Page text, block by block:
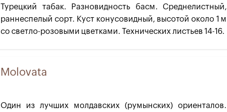
Турецкий табак. Разновидность басм. Среднелистный,
раннеспелый сорт. Куст конусовидный, высотой около 1 м
со светло-розовыми цветками. Технических листьев 14-16.
Molovata
Один из лучших молдавских (румынских) ориенталов.